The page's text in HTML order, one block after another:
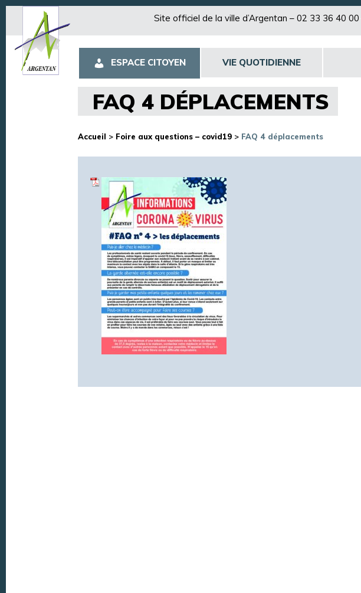
Site officiel de la ville d’Argentan – 02 33 36 40 00
ESPACE CITOYEN VIE QUOTIDIENNE
FAQ 4 DÉPLACEMENTS
Accueil > Foire aux questions – covid19 > FAQ 4 déplacements